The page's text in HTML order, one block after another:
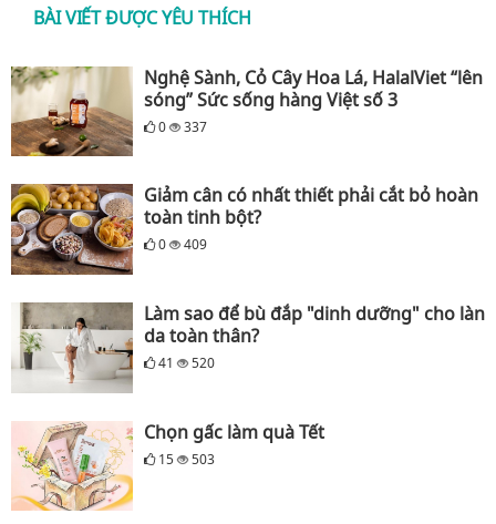
BÀI VIẾT ĐƯỢC YÊU THÍCH
Nghệ Sành, Cỏ Cây Hoa Lá, HalalViet “lên
sóng” Sức sống hàng Việt số 3
0 337
Giảm cân có nhất thiết phải cắt bỏ hoàn
toàn tinh bột?
0 409
Làm sao để bù đắp "dinh dưỡng" cho làn
da toàn thân?
41 520
Chọn gấc làm quà Tết
15 503